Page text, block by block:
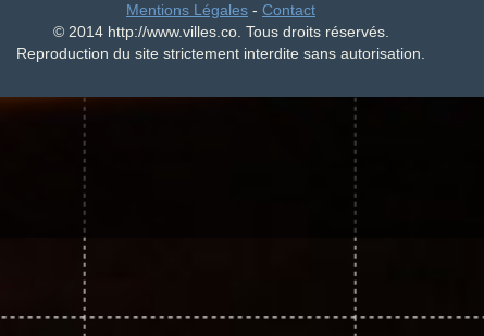
Mentions Légales - Contact
© 2014 http://www.villes.co. Tous droits réservés.
Reproduction du site strictement interdite sans autorisation.